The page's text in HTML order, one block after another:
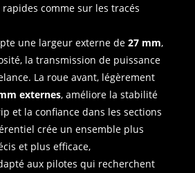
comme sur les tracés
une largeur externe de27 mm,
la transmission de puissance
La roue avant, légèrement
externes, améliore la stabilité
et la confiance dans les sections
crée un ensemble plus
et plus efficace,
aux pilotes qui recherchent